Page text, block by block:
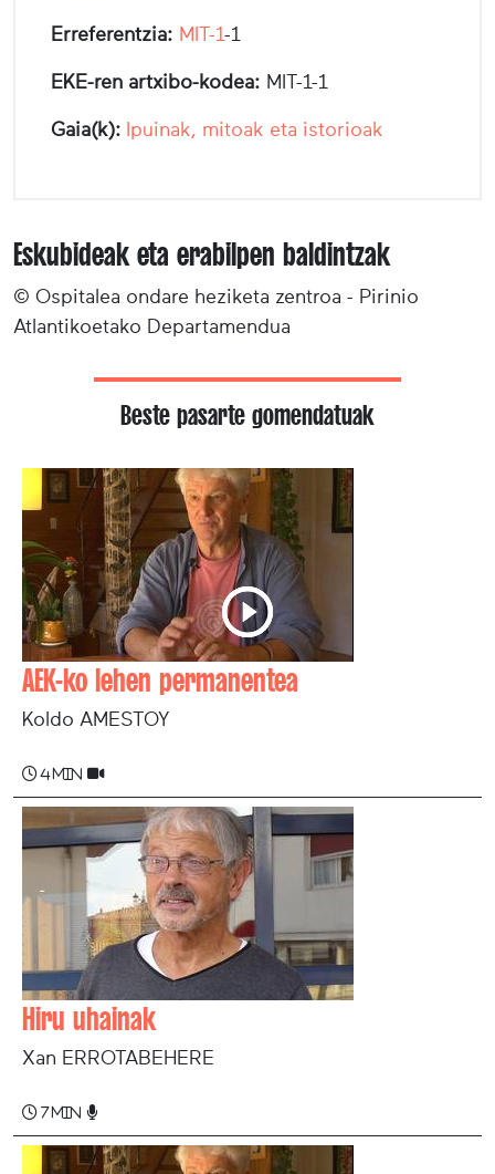
Erreferentzia: MIT-1-1
EKE-ren artxibo-kodea: MIT-1-1
Gaia(k): Ipuinak, mitoak eta istorioak
Eskubideak eta erabilpen baldintzak
© Ospitalea ondare heziketa zentroa - Pirinio
Atlantikoetako Departamendua
Beste pasarte gomendatuak
AEK-ko lehen permanentea
Koldo AMESTOY
4 min
Hiru uhainak
Xan ERROTABEHERE
7 min